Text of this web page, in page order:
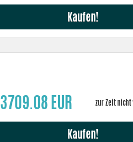
Kaufen!
3709.08 EUR
Kaufen!